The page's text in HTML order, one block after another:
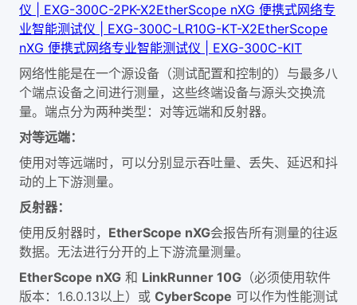
仪 | EXG-300C-2PK-X2EtherScope nXG 便携式网络专
业智能测试仪 | EXG-300C-LR10G-KT-X2EtherScope
nXG 便携式网络专业智能测试仪 | EXG-300C-KIT
网络性能是在一个源设备（测试配置和控制的）与最多八
个端点设备之间进行测量，这些终端设备与源头交换流
量。端点分为两种类型：对等远端和反射器。
对等远端：
使用对等远端时，可以分别显示吞吐量、丢失、延迟和抖
动的上下游测量。
反射器：
使用反射器时， EtherScope nXG会报告所有测量的往返
数据。无法进行分开的上下游流量测量。
EtherScope nXG 和 LinkRunner 10G （必须使用软件
版本：1.6.0.13以上）或 CyberScope 可以作为性能测试